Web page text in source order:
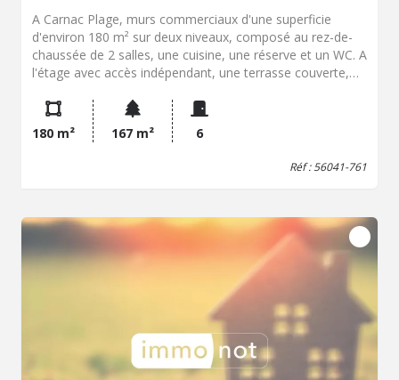
A Carnac Plage, murs commerciaux d'une superficie
d'environ 180 m² sur deux niveaux, composé au rez-de-
chaussée de 2 salles, une cuisine, une réserve et un WC. A
l'étage avec accès indépendant, une terrasse couverte,
Libre de toute occupation.
180 m²
167 m² 6
Réf : 56041-761